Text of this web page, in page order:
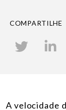
COMPARTILHE
A velocidade